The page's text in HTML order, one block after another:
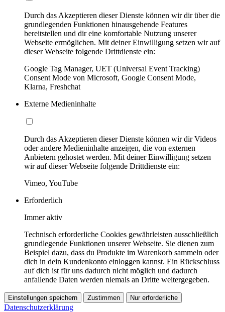
Durch das Akzeptieren dieser Dienste können wir dir über die
grundlegenden Funktionen hinausgehende Features
bereitstellen und dir eine komfortable Nutzung unserer
Webseite ermöglichen. Mit deiner Einwilligung setzen wir auf
dieser Webseite folgende Drittdienste ein:
Google Tag Manager, UET (Universal Event Tracking)
Consent Mode von Microsoft, Google Consent Mode,
Klarna, Freshchat
Externe Medieninhalte
Durch das Akzeptieren dieser Dienste können wir dir Videos
oder andere Medieninhalte anzeigen, die von externen
Anbietern gehostet werden. Mit deiner Einwilligung setzen
wir auf dieser Webseite folgende Drittdienste ein:
Vimeo, YouTube
Erforderlich
Immer aktiv
Technisch erforderliche Cookies gewährleisten ausschließlich
grundlegende Funktionen unserer Webseite. Sie dienen zum
Beispiel dazu, dass du Produkte im Warenkorb sammeln oder
dich in dein Kundenkonto einloggen kannst. Ein Rückschluss
auf dich ist für uns dadurch nicht möglich und dadurch
anfallende Daten werden niemals an Dritte weitergegeben.
Einstellungen speichern Zustimmen Nur erforderliche
Datenschutzerklärung